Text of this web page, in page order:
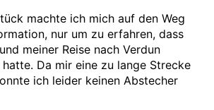
machte ich mich auf den Weg
nur um zu erfahren, dass
meiner Reise nach Verdun
Da mir eine zu lange Strecke
ich leider keinen Abstecher